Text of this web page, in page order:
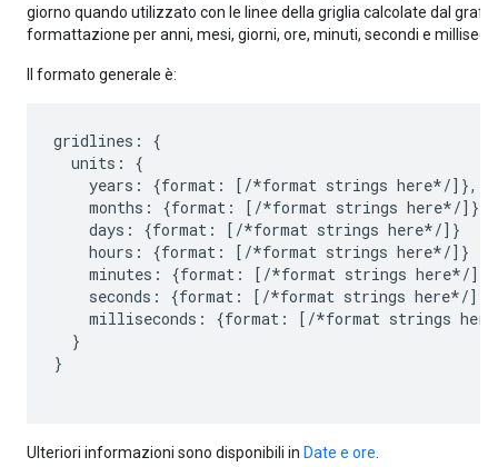
giorno quando utilizzato con le linee della griglia calcolate dal
formattazione per anni, mesi, giorni, ore, minuti, secondi e
Il formato generale è:
gridlines: {
  units: {
    years: {format: [/*format strings here*/]},
    months: {format: [/*format strings here*/]},
    days: {format: [/*format strings here*/]}
    hours: {format: [/*format strings here*/]}
    minutes: {format: [/*format strings here*/]}
    seconds: {format: [/*format strings here*/]},
milliseconds: {format: [/*format strings
  }
}
Ulteriori informazioni sono disponibili in Date e ore